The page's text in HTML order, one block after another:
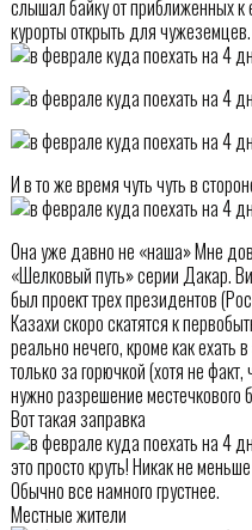
слышал байку от приближенных к
курорты открыть для
И в то же время чуть чуть в
Она уже давно не «наша» Мне
«Шелковый путь» серии Дакар.
был проект трех президентов
Казахи скоро скатятся к
реально нечего, кроме как
только за горючкой (хотя не
нужно разрешение местечкового
Вот такая заправка
это просто круть! Никак не
Обычно все намного грустнее.
Местные жители